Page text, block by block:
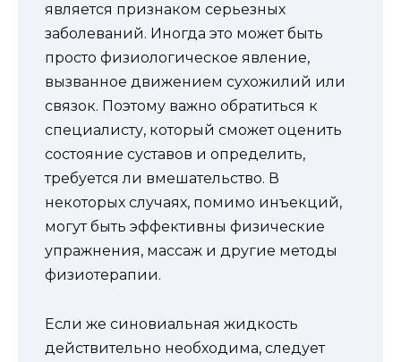
является признаком серьезных
заболеваний. Иногда это может быть
просто физиологическое явление,
вызванное движением сухожилий или
связок. Поэтому важно обратиться к
специалисту, который сможет оценить
состояние суставов и определить,
требуется ли вмешательство. В
некоторых случаях, помимо инъекций,
могут быть эффективны физические
упражнения, массаж и другие методы
физиотерапии.
Если же синовиальная жидкость
действительно необходима, следует